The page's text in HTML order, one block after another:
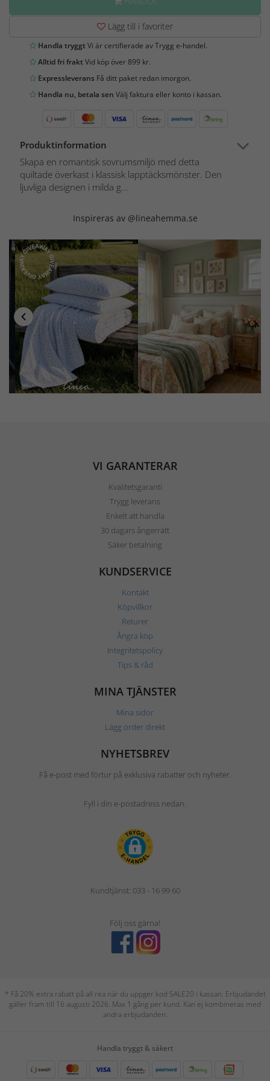
Lägg till i favoriter
Handla tryggtVi är certifierade av Trygg e-handel.
Alltid fri fraktVid köp över 899 kr.
Expressleverans Få ditt paket redan imorgon.
Handla nu, betala sen Välj faktura eller konto i kassan.
Produktinformation
Skapa en romantisk sovrumsmiljö med detta
quiltade överkast i klassisk lapptäcksmönster. Den
ljuvliga designen i milda g...
Inspireras av @lineahemma.se
VI GARANTERAR
Kvalitetsgaranti
Trygg leverans
Enkelt att handla
30 dagars ångerrätt
Säker betalning
KUNDSERVICE
Kontakt
Köpvillkor
Returer
Ångra köp
Integritetspolicy
Tips & råd
MINA TJÄNSTER
Mina sidor
Lägg order direkt
NYHETSBREV
Få e-post med förtur på exklusiva rabatter och nyheter.
Fyll i din e-postadress nedan.
Kundtjänst: 033 - 16 99 60
Följ oss gärna!
* Få 20% extra rabatt på all rea när du uppger kod SALE20 i kassan. Erbjudandet
gäller fram till 16 augusti 2026. Max 1 gång per kund. Kan ej kombineras med
andra erbjudanden.
Handla tryggt & säkert